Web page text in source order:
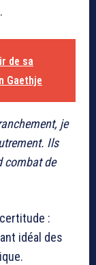
de sa
Gaethje
je
Ils
combat de
:
idéal des